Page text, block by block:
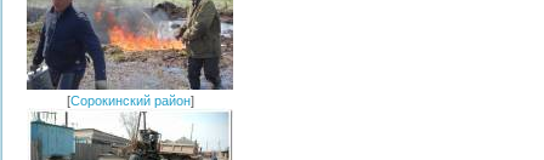
[Сорокинский район]